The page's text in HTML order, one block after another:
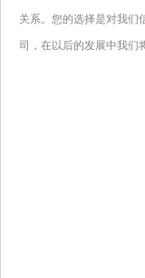
关系。您的选择是对我们
司，在以后的发展中我